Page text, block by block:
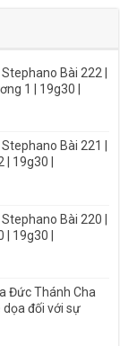
Bài 222 |
1 | 19g30 |
Bài 221 |
19g30 |
Bài 220 |
| 19g30 |
Đức Thánh Cha
đối với sự